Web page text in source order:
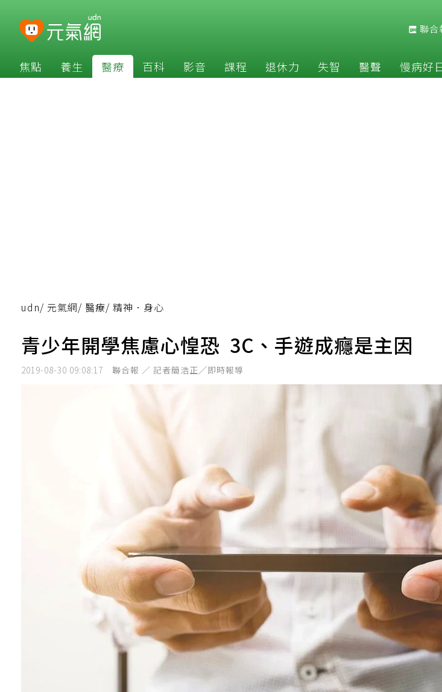
聯合
焦點 養生 醫療 百科 影音 課程 退休力 失智 醫聲 慢病好
udn/ 元氣網/ 醫療/ 精神．身心
青少年開學焦慮心惶恐 3C、手遊成癮是主因
2019-08-30 09:08:17 聯合報 ／ 記者簡浩正╱即時報導